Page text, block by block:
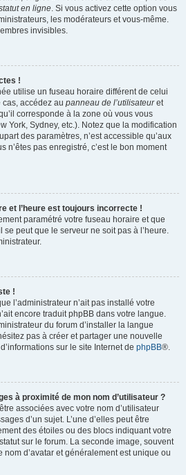
en ligne. Si vous activez cette option vous
les modérateurs et vous-même.
invisibles.
!
utilise un fuseau horaire différent de celui
accédez au panneau de l’utilisateuret
corresponde à la zone où vous vous
York, Sydney, etc.). Notez que la modification
des paramètres, n’est accessible qu’aux
n’êtes pas enregistré, c’est le bon moment
et l’heure est toujours incorrecte !
paramétré votre fuseau horaire et que
se peut que le serveur ne soit pas à l’heure.
!
l’administrateur n’ait pas installé votre
encore traduit phpBB dans votre langue.
du forum d’installer la langue
pas à créer et partager une nouvelle
sur le site Internet de phpBB®.
à proximité de mon nom d’utilisateur ?
associées avec votre nom d’utilisateur
d’un sujet. L’une d’elles peut être
des étoiles ou des blocs indiquant votre
sur le forum. La seconde image, souvent
d’avatar et généralement est unique ou